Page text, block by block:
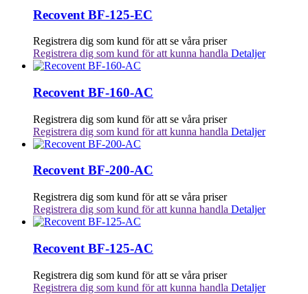
Recovent BF-125-EC
Registrera dig som kund för att se våra priser
Registrera dig som kund för att kunna handla Detaljer
Recovent BF-160-AC
Registrera dig som kund för att se våra priser
Registrera dig som kund för att kunna handla Detaljer
Recovent BF-200-AC
Registrera dig som kund för att se våra priser
Registrera dig som kund för att kunna handla Detaljer
Recovent BF-125-AC
Registrera dig som kund för att se våra priser
Registrera dig som kund för att kunna handla Detaljer